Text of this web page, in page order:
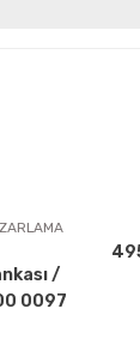
eksik bilgiler
bulunuyor.
daha pahalı.
alternatifler olmalı.
/
0097